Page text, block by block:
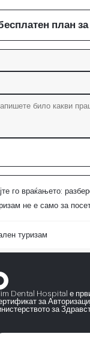
план
го враќањето:
не е само за
туризам
Dental Hospital е
за
за